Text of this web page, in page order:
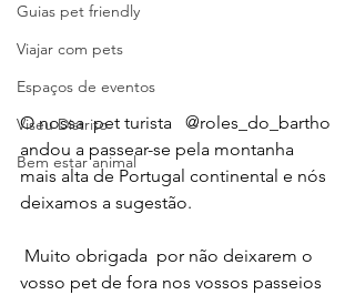
Guias pet friendly
Viajar com pets
Espaços de eventos
Viseu Distrito
Bem estar animal
O nossa  pet turista   @roles_do_bartho
andou a passear-se pela montanha
mais alta de Portugal continental e nós
deixamos a sugestão.
vosso pet de fora nos vossos passeios